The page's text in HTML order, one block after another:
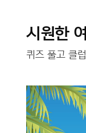
시원한
퀴즈 풀고 클